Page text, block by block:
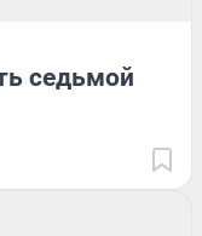
седьмой